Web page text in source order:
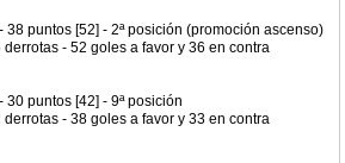
38 puntos [52] - 2ª posición (promoción ascenso)
- 52 goles a favor y 36 en contra
30 puntos [42] - 9ª posición
- 38 goles a favor y 33 en contra